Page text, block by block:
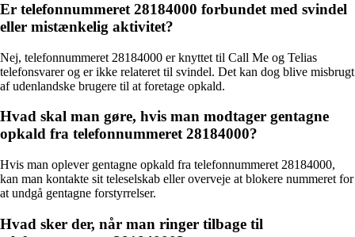
Er telefonnummeret 28184000 forbundet med svindel
eller mistænkelig aktivitet?
Nej, telefonnummeret 28184000 er knyttet til Call Me og Telias
telefonsvarer og er ikke relateret til svindel. Det kan dog blive misbrugt
af udenlandske brugere til at foretage opkald.
Hvad skal man gøre, hvis man modtager gentagne
opkald fra telefonnummeret 28184000?
Hvis man oplever gentagne opkald fra telefonnummeret 28184000,
kan man kontakte sit teleselskab eller overveje at blokere nummeret for
at undgå gentagne forstyrrelser.
Hvad sker der, når man ringer tilbage til